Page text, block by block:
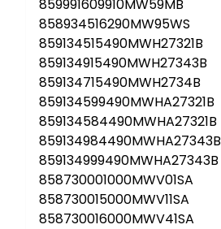
859991609910MW59MB
858934516290MW95WS
859134515490MWH27321B
859134915490MWH27343B
859134715490MWH2734B
859134599490MWHA27321B
859134584490MWHA27321B
859134984490MWHA27343B
859134999490MWHA27343B
858730001000MWV01SA
858730015000MWV11SA
858730016000MWV41SA